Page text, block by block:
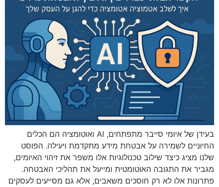
בעידן של איומי סייבר מתפתחים, AI ואוטומציה הם הכלים
החיוניים לשמירה על אבטחת מידע מתקדמת ויעילה. הפוסט
שלנו מציג כיצד שילוב טכנולוגיות אלו משפר את זיהוי האיומים,
מגביר את התגובה האוטומטית ומייעל את תהליכי האבטחה.
פתרונות אלו לא רק חוסכים משאבים, אלא גם מסייעים לעסקים